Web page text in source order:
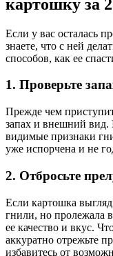
картошку за
Если у вас осталась
знаете, что с ней
способов, как ее
1. Проверьте
Прежде чем
запах и внешний вид.
видимые признаки
уже испорчена и не
2. Отбросьте
Если картошка
гнили, но пролежала
ее качество и вкус.
аккуратно отрежьте
избавитесь от